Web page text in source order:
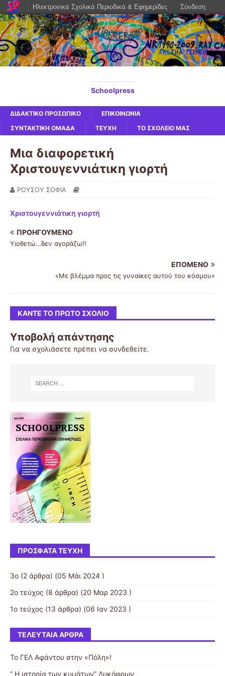
Schoolpress
ΔΙΔΑΚΤΙΚΟ ΠΡΟΣΩΠΙΚΟ
ΕΠΙΚΟΙΝΩΝΙΑ
ΣΥΝΤΑΚΤΙΚΗ ΟΜΑΔΑ
ΤΕΥΧΗ ΤΟ ΣΧΟΛΕΙΟ ΜΑΣ
Μια διαφορετική
Χριστουγεννιάτικη γιορτή
ΡΟΥΣΟΥ ΣΟΦΙΑ
Χριστουγεννιάτικη γιορτή
ΠΡΟΗΓΟΎΜΕΝΟ
Υιοθετώ…δεν αγοράζω!!
ΕΠΌΜΕΝΟ
«Με βλέμμα προς τις γυναίκες αυτού του κόσμου»
ΚΆΝΤΕ ΤΟ ΠΡΏΤΟ ΣΧΌΛΙΟ
Υποβολή απάντησης
Για να σχολιάσετε πρέπει να συνδεθείτε.
ΠΡΌΣΦΑΤΑ ΤΕΎΧΗ
3ο (2 άρθρα) (05 Μάι 2024 )
2ο τεύχος (8 άρθρα) (20 Μαρ 2023 )
1ο τεύχος (13 άρθρα) (06 Ιαν 2023 )
ΤΕΛΕΥΤΑΊΑ ΆΡΘΡΑ
Το ΓΕΛ Αφάντου στην «Πόλη»!
“ Η ιστορία των κυμάτων” Λυκόφρων
Ηλεκτρονικά Σχολικά Περιοδικά & Εφημερίδες Σύνδεση